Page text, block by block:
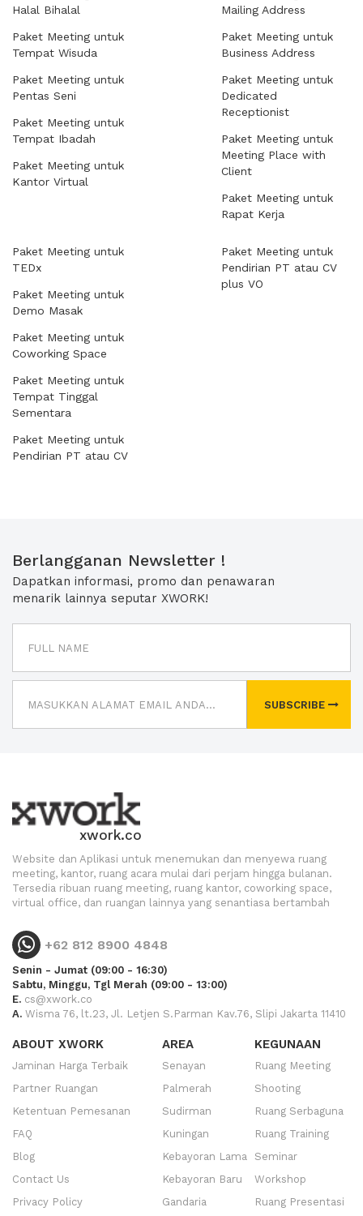
Halal Bihalal
Paket Meeting untuk
Tempat Wisuda
Paket Meeting untuk
Pentas Seni
Paket Meeting untuk
Tempat Ibadah
Paket Meeting untuk
Kantor Virtual
Mailing Address
Paket Meeting untuk
Business Address
Paket Meeting untuk
Dedicated
Receptionist
Paket Meeting untuk
Meeting Place with
Client
Paket Meeting untuk
Rapat Kerja
Paket Meeting untuk
TEDx
Paket Meeting untuk
Demo Masak
Paket Meeting untuk
Coworking Space
Paket Meeting untuk
Tempat Tinggal
Sementara
Paket Meeting untuk
Pendirian PT atau CV
Paket Meeting untuk
Pendirian PT atau CV
plus VO
Berlangganan Newsletter !
Dapatkan informasi, promo dan penawaran
menarik lainnya seputar XWORK!
SUBSCRIBE
xwork.co
Website dan Aplikasi untuk menemukan dan menyewa ruang
meeting, kantor, ruang acara mulai dari perjam hingga bulanan.
Tersedia ribuan ruang meeting, ruang kantor, coworking space,
virtual office, dan ruangan lainnya yang senantiasa bertambah
+62 812 8900 4848
Senin - Jumat (09:00 - 16:30)
Sabtu, Minggu, Tgl Merah (09:00 - 13:00)
E. cs@xwork.co
A. Wisma 76, lt.23, Jl. Letjen S.Parman Kav.76, Slipi Jakarta 11410
ABOUT XWORK
Jaminan Harga Terbaik
Partner Ruangan
Ketentuan Pemesanan
FAQ
Blog
Contact Us
Privacy Policy
AREA
Senayan
Palmerah
Sudirman
Kuningan
Kebayoran Lama
Kebayoran Baru
Gandaria
KEGUNAAN
Ruang Meeting
Shooting
Ruang Serbaguna
Ruang Training
Seminar
Workshop
Ruang Presentasi